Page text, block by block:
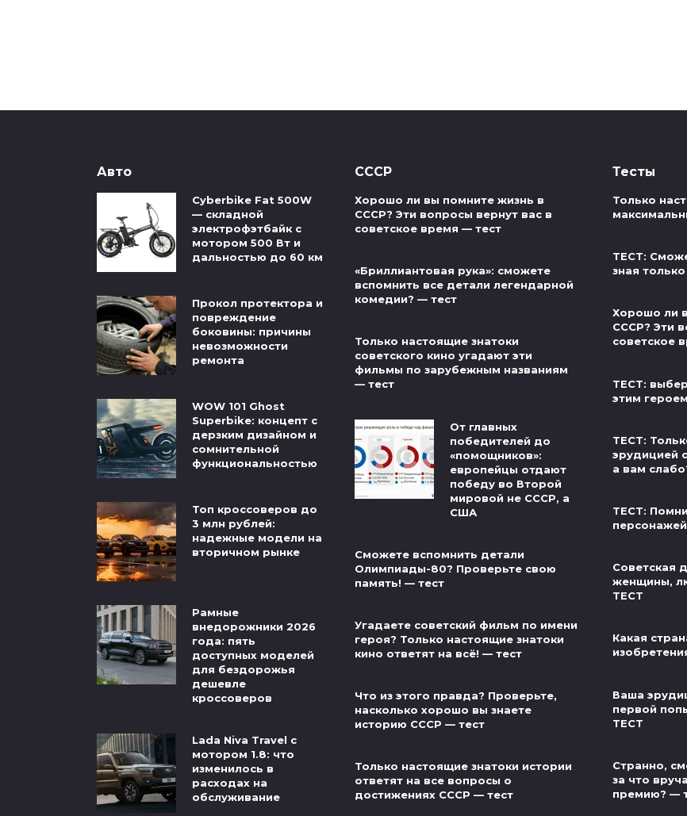
Авто
Cyberbike Fat 500W
— складной
электрофэтбайк с
мотором 500 Вт и
дальностью до 60 км
Прокол протектора и
повреждение
боковины: причины
невозможности
ремонта
WOW 101 Ghost
Superbike: концепт с
дерзким дизайном и
сомнительной
функциональностью
Топ кроссоверов до
3 млн рублей:
надежные модели на
вторичном рынке
Рамные
внедорожники 2026
года: пять
доступных моделей
для бездорожья
дешевле
кроссоверов
Lada Niva Travel с
мотором 1.8: что
изменилось в
расходах на
обслуживание
СССР
Хорошо ли вы помните жизнь в
СССР? Эти вопросы вернут вас в
советское время — тест
«Бриллиантовая рука»: сможете
вспомнить все детали легендарной
комедии? — тест
Только настоящие знатоки
советского кино угадают эти
фильмы по зарубежным названиям
— тест
От главных
победителей до
«помощников»:
европейцы отдают
победу во Второй
мировой не СССР, а
США
Сможете вспомнить детали
Олимпиады-80? Проверьте свою
память! — тест
Угадаете советский фильм по имени
героя? Только настоящие знатоки
кино ответят на всё! — тест
Что из этого правда? Проверьте,
насколько хорошо вы знаете
историю СССР — тест
Только настоящие знатоки истории
ответят на все вопросы о
достижениях СССР — тест
Тесты
Только
ТЕСТ:
зная
Хорошо ли
СССР? Эти
советское
ТЕСТ:
этим
ТЕСТ:
эрудицией
а вам
ТЕСТ:
Советская
женщины,
ТЕСТ
Какая
Ваша
первой
ТЕСТ
Странно,
за что
премию? —